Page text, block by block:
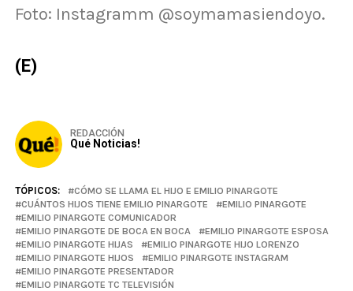
Foto: Instagramm @soymamasiendoyo.
(E)
REDACCIÓN
Qué Noticias!
TÓPICOS:
CÓMO SE LLAMA EL HIJO E EMILIO PINARGOTE
CUÁNTOS HIJOS TIENE EMILIO PINARGOTE
EMILIO PINARGOTE
EMILIO PINARGOTE COMUNICADOR
EMILIO PINARGOTE DE BOCA EN BOCA
EMILIO PINARGOTE ESPOSA
EMILIO PINARGOTE HIJAS
EMILIO PINARGOTE HIJO LORENZO
EMILIO PINARGOTE HIJOS
EMILIO PINARGOTE INSTAGRAM
EMILIO PINARGOTE PRESENTADOR
EMILIO PINARGOTE TC TELEVISIÓN